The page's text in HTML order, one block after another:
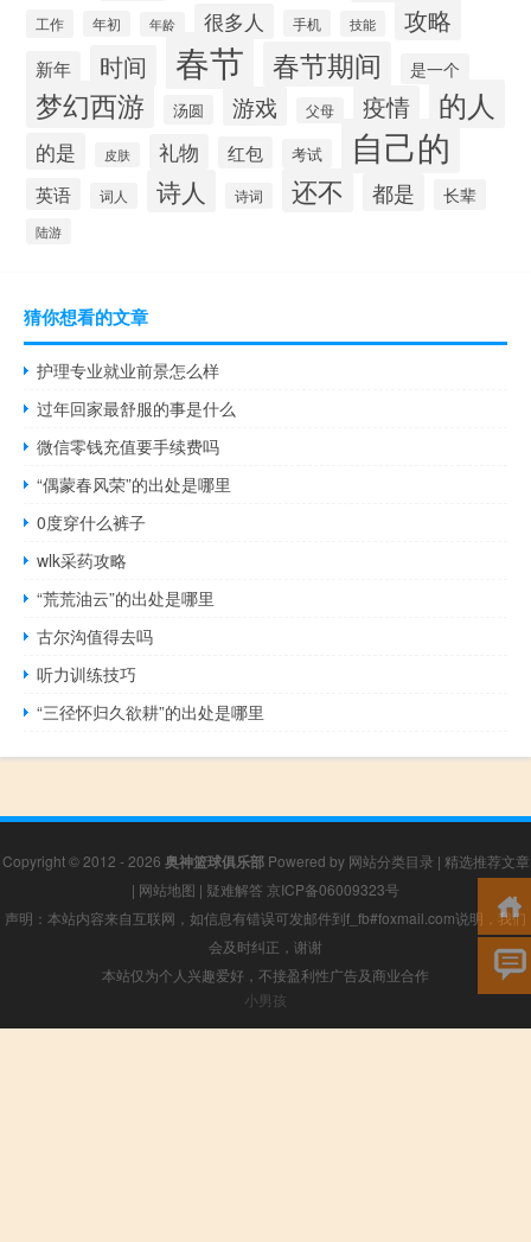
工作 年初 年龄 很多人 手机 技能 攻略
新年 时间 春节 春节期间 是一个
梦幻西游 汤圆 游戏 父母 疫情 的人
的是 皮肤 礼物 红包 考试 自己的
英语 词人 诗人 诗词 还不 都是 长辈
陆游
猜你想看的文章
护理专业就业前景怎么样
过年回家最舒服的事是什么
微信零钱充值要手续费吗
“偶蒙春风荣”的出处是哪里
0度穿什么裤子
wlk采药攻略
“荒荒油云”的出处是哪里
古尔沟值得去吗
听力训练技巧
“三径怀归久欲耕”的出处是哪里
Copyright © 2012 - 2026 奥神篮球俱乐部Powered by 网站分类目录 | 精选推荐文章
| 网站地图 | 疑难解答 京ICP备06009323号
声明：本站内容来自互联网，如信息有错误可发邮件到f_fb#foxmail.com说明，我们
会及时纠正，谢谢
本站仅为个人兴趣爱好，不接盈利性广告及商业合作
小男孩